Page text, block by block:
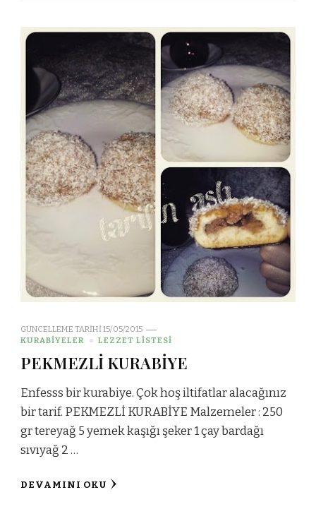
GÜNCELLEME TARIHI15/05/2015
KURABİYELER
LEZZET LİSTESİ
PEKMEZLİ KURABİYE
Enfesss bir kurabiye. Çok hoş iltifatlar alacağınız
bir tarif. PEKMEZLİ KURABİYE Malzemeler : 250
gr tereyağ 5 yemek kaşığı şeker 1 çay bardağı
sıvıyağ 2 …
DEVAMINI OKU